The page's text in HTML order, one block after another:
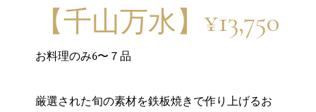
【千山万水】¥13,750
お料理のみ6〜７品
厳選された旬の素材を鉄板焼きで作り上げるお